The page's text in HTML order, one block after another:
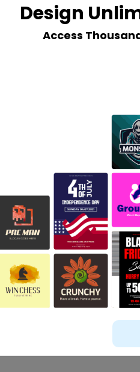
Design
Access